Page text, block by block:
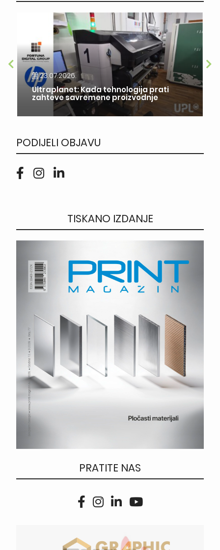
23.07.2026.
Ultraplanet: Kada tehnologija prati
zahteve savremene proizvodnje
PODIJELI OBJAVU
TISKANO IZDANJE
PRATITE NAS